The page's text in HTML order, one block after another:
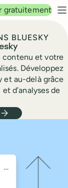
gratuitement
BLUESKY
contenu et votre
Développez
et au-delà grâce
d’analyses de